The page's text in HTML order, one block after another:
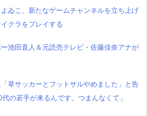
よゐこ、新たなゲームチャンネルを立ち上げ
クラをプレイする
池田直人＆元読売テレビ・佐藤佳奈アナが
草サッカーとフットサルやめました」と告
の若手が来るんです。つまんなくて」